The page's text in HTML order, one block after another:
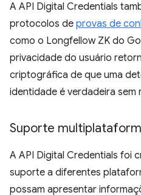
A API Digital Credentials
protocolos de provas de
como o Longfellow ZK do
privacidade do usuário
criptográfica de que uma
identidade é verdadeira
Suporte
A API Digital Credentials foi
suporte a diferentes
possam apresentar